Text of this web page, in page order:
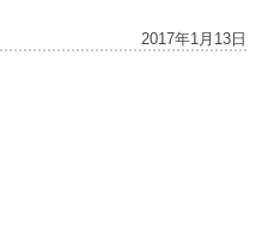
2017年1月13日